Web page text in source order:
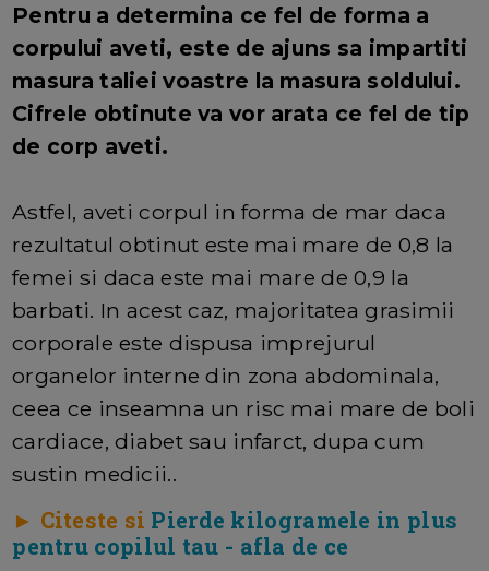
Pentru a determina ce fel de forma a
corpului aveti, este de ajuns sa impartiti
masura taliei voastre la masura soldului.
Cifrele obtinute va vor arata ce fel de tip
de corp aveti.
Astfel, aveti corpul in forma de mar daca
rezultatul obtinut este mai mare de 0,8 la
femei si daca este mai mare de 0,9 la
barbati. In acest caz, majoritatea grasimii
corporale este dispusa imprejurul
organelor interne din zona abdominala,
ceea ce inseamna un risc mai mare de boli
cardiace, diabet sau infarct, dupa cum
sustin medicii..
► Citeste si Pierde kilogramele in plus
pentru copilul tau - afla de ce